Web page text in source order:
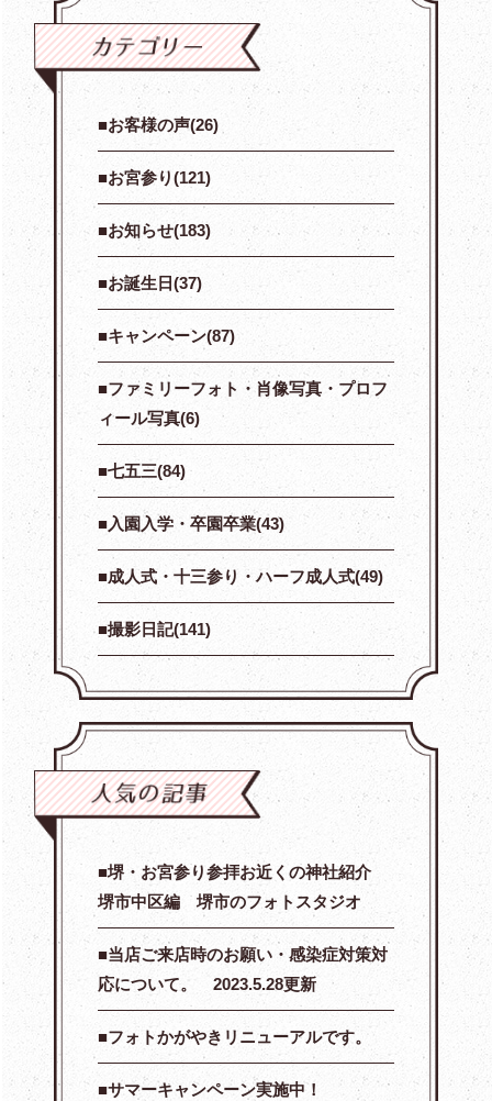
お客様の声(26)
お宮参り(121)
お知らせ(183)
お誕生日(37)
キャンペーン(87)
ファミリーフォト・肖像写真・プロフ
ィール写真(6)
七五三(84)
入園入学・卒園卒業(43)
成人式・十三参り・ハーフ成人式(49)
撮影日記(141)
堺・お宮参り参拝お近くの神社紹介
堺市中区編 堺市のフォトスタジオ
当店ご来店時のお願い・感染症対策対
応について。 2023.5.28更新
フォトかがやきリニューアルです。
サマーキャンペーン実施中！